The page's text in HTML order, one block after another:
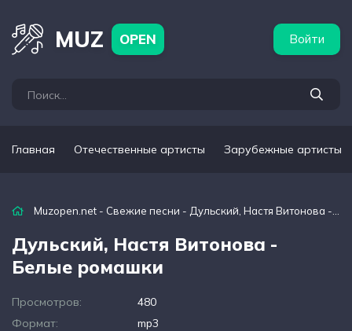
MUZ OPEN Войти
Главная Отечественные артисты Зарубежные артисты
Muzopen.net - Свежие песни - Дульский, Настя Витонова - Белые ромашки
Дульский, Настя Витонова -
Белые ромашки
Просмотров:
480
Формат:
mp3
артисты Популярные подборки